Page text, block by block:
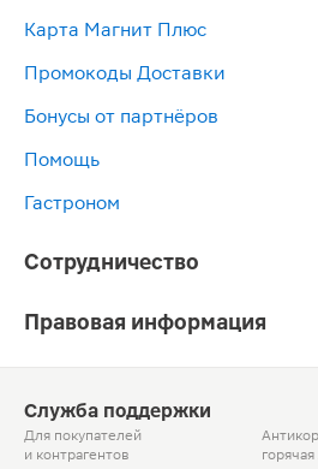
Карта Магнит Плюс
Промокоды Доставки
Бонусы от партнёров
Помощь
Гастроном
Сотрудничество
Правовая информация
Служба поддержки
Для покупателей
и контрагентов